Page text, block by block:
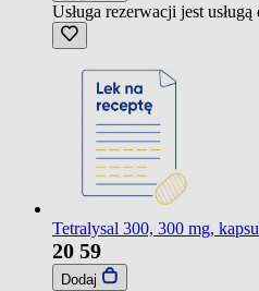
Usługa rezerwacji jest usługą
Tetralysal 300, 300 mg,
20 59
Dodaj